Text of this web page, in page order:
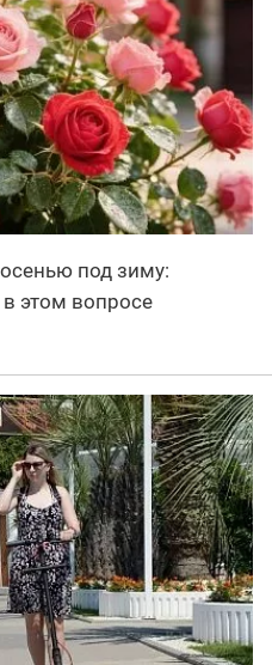
под зиму:
этом вопросе